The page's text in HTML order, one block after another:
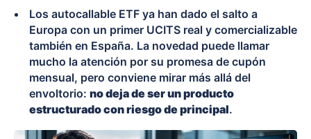
Los autocallable ETF ya han dado el salto a
Europa con un primer UCITS real y comercializable
también en España. La novedad puede llamar
mucho la atención por su promesa de cupón
mensual, pero conviene mirar más allá del
envoltorio: no deja de ser un producto
estructurado con riesgo de principal.